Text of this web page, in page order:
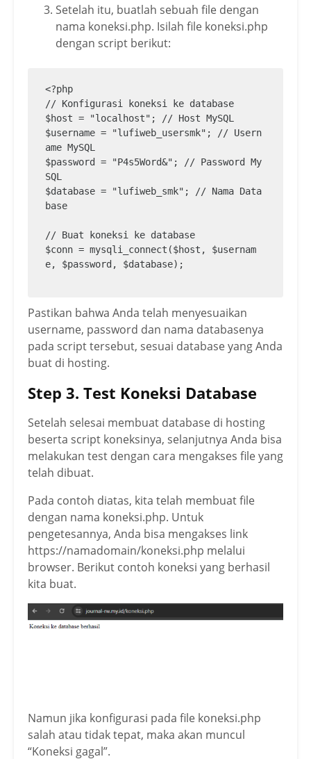
Setelah itu, buatlah sebuah file dengan
nama koneksi.php. Isilah file koneksi.php
dengan script berikut:
<?php
// Konfigurasi koneksi ke database
$host = "localhost"; // Host MySQL
$username = "lufiweb_usersmk"; // Usern
ame MySQL
$password = "P4s5Word&"; // Password My
SQL
$database = "lufiweb_smk"; // Nama Data
base
// Buat koneksi ke database
$conn = mysqli_connect($host, $usernam
e, $password, $database);
if (!$conn) {
ect_error());
}
echo "Koneksi ke database berhasil";
Pastikan bahwa Anda telah menyesuaikan
username, password dan nama databasenya
pada script tersebut, sesuai database yang Anda
buat di hosting.
Step 3. Test Koneksi Database
Setelah selesai membuat database di hosting
beserta script koneksinya, selanjutnya Anda bisa
melakukan test dengan cara mengakses file yang
telah dibuat.
Pada contoh diatas, kita telah membuat file
dengan nama koneksi.php. Untuk
pengetesannya, Anda bisa mengakses link
https://namadomain/koneksi.php melalui
browser. Berikut contoh koneksi yang berhasil
kita buat.
Namun jika konfigurasi pada file koneksi.php
salah atau tidak tepat, maka akan muncul
“Koneksi gagal”.